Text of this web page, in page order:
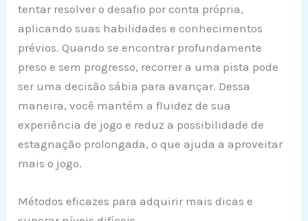
tentar resolver o desafio por conta própria,
aplicando suas habilidades e conhecimentos
prévios. Quando se encontrar profundamente
preso e sem progresso, recorrer a uma pista pode
ser uma decisão sábia para avançar. Dessa
maneira, você mantém a fluidez de sua
experiência de jogo e reduz a possibilidade de
estagnação prolongada, o que ajuda a aproveitar
mais o jogo.
Métodos eficazes para adquirir mais dicas e